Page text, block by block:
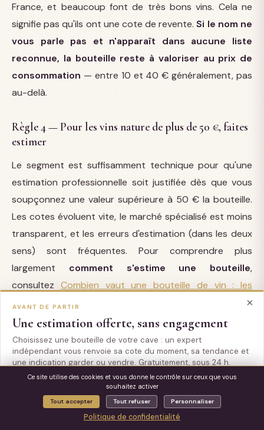
France, et beaucoup font de très bons vins. Cela ne
signifie pas qu'ils ont une cote de revente.Si le nom ne
vous parle pas et n'apparaît dans aucune liste
reconnue, la bouteille reste à valoriser au prix de
consommation — entre 10 et 40 € généralement, pas
au-delà.
Règle 4 — Pour les vins nature de plus de 50 €, faites
estimer
Le segment est suffisamment technique pour qu'une
estimation professionnelle soit justifiée dès que vous
soupçonnez une valeur supérieure à 50 € la bouteille.
Les cotes évoluent vite, le marché spécialisé est moins
transparent, et les erreurs d'estimation (dans les deux
sens) sont fréquentes. Pour comprendre plus
largement comment s'estime une bouteille,
consultez Combien vaut une bouteille de vin : les
critères qui font le prix
. Pour comprendre l'impact des
notes critiques, voirComment la note Parker influence
la cote d'un vin.
Un vin bio vaut-il plus cher qu'un vin
×
AVANT DE PARTIR
Une estimation offerte, sans engagement
Choisissez une bouteille de votre cave : un expert
indépendant vous renvoie sa cote du moment, sa tendance et
une indication garder ou vendre. Gratuitement, sous 24 h.
Estimer une bouteille gratuitement
Non merci
Ce site utilise des cookies et vous donne le contrôle sur ceux que vous
souhaitez activer
Tout accepter Tout refuser Personnaliser
Politique de confidentialité